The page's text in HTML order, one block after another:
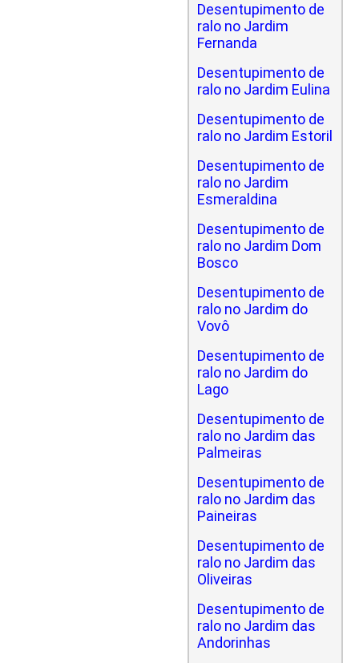
Desentupimento de
ralo no Jardim
Fernanda
Desentupimento de
ralo no Jardim Eulina
Desentupimento de
ralo no Jardim Estoril
Desentupimento de
ralo no Jardim
Esmeraldina
Desentupimento de
ralo no Jardim Dom
Bosco
Desentupimento de
ralo no Jardim do
Vovô
Desentupimento de
ralo no Jardim do
Lago
Desentupimento de
ralo no Jardim das
Palmeiras
Desentupimento de
ralo no Jardim das
Paineiras
Desentupimento de
ralo no Jardim das
Oliveiras
Desentupimento de
ralo no Jardim das
Andorinhas